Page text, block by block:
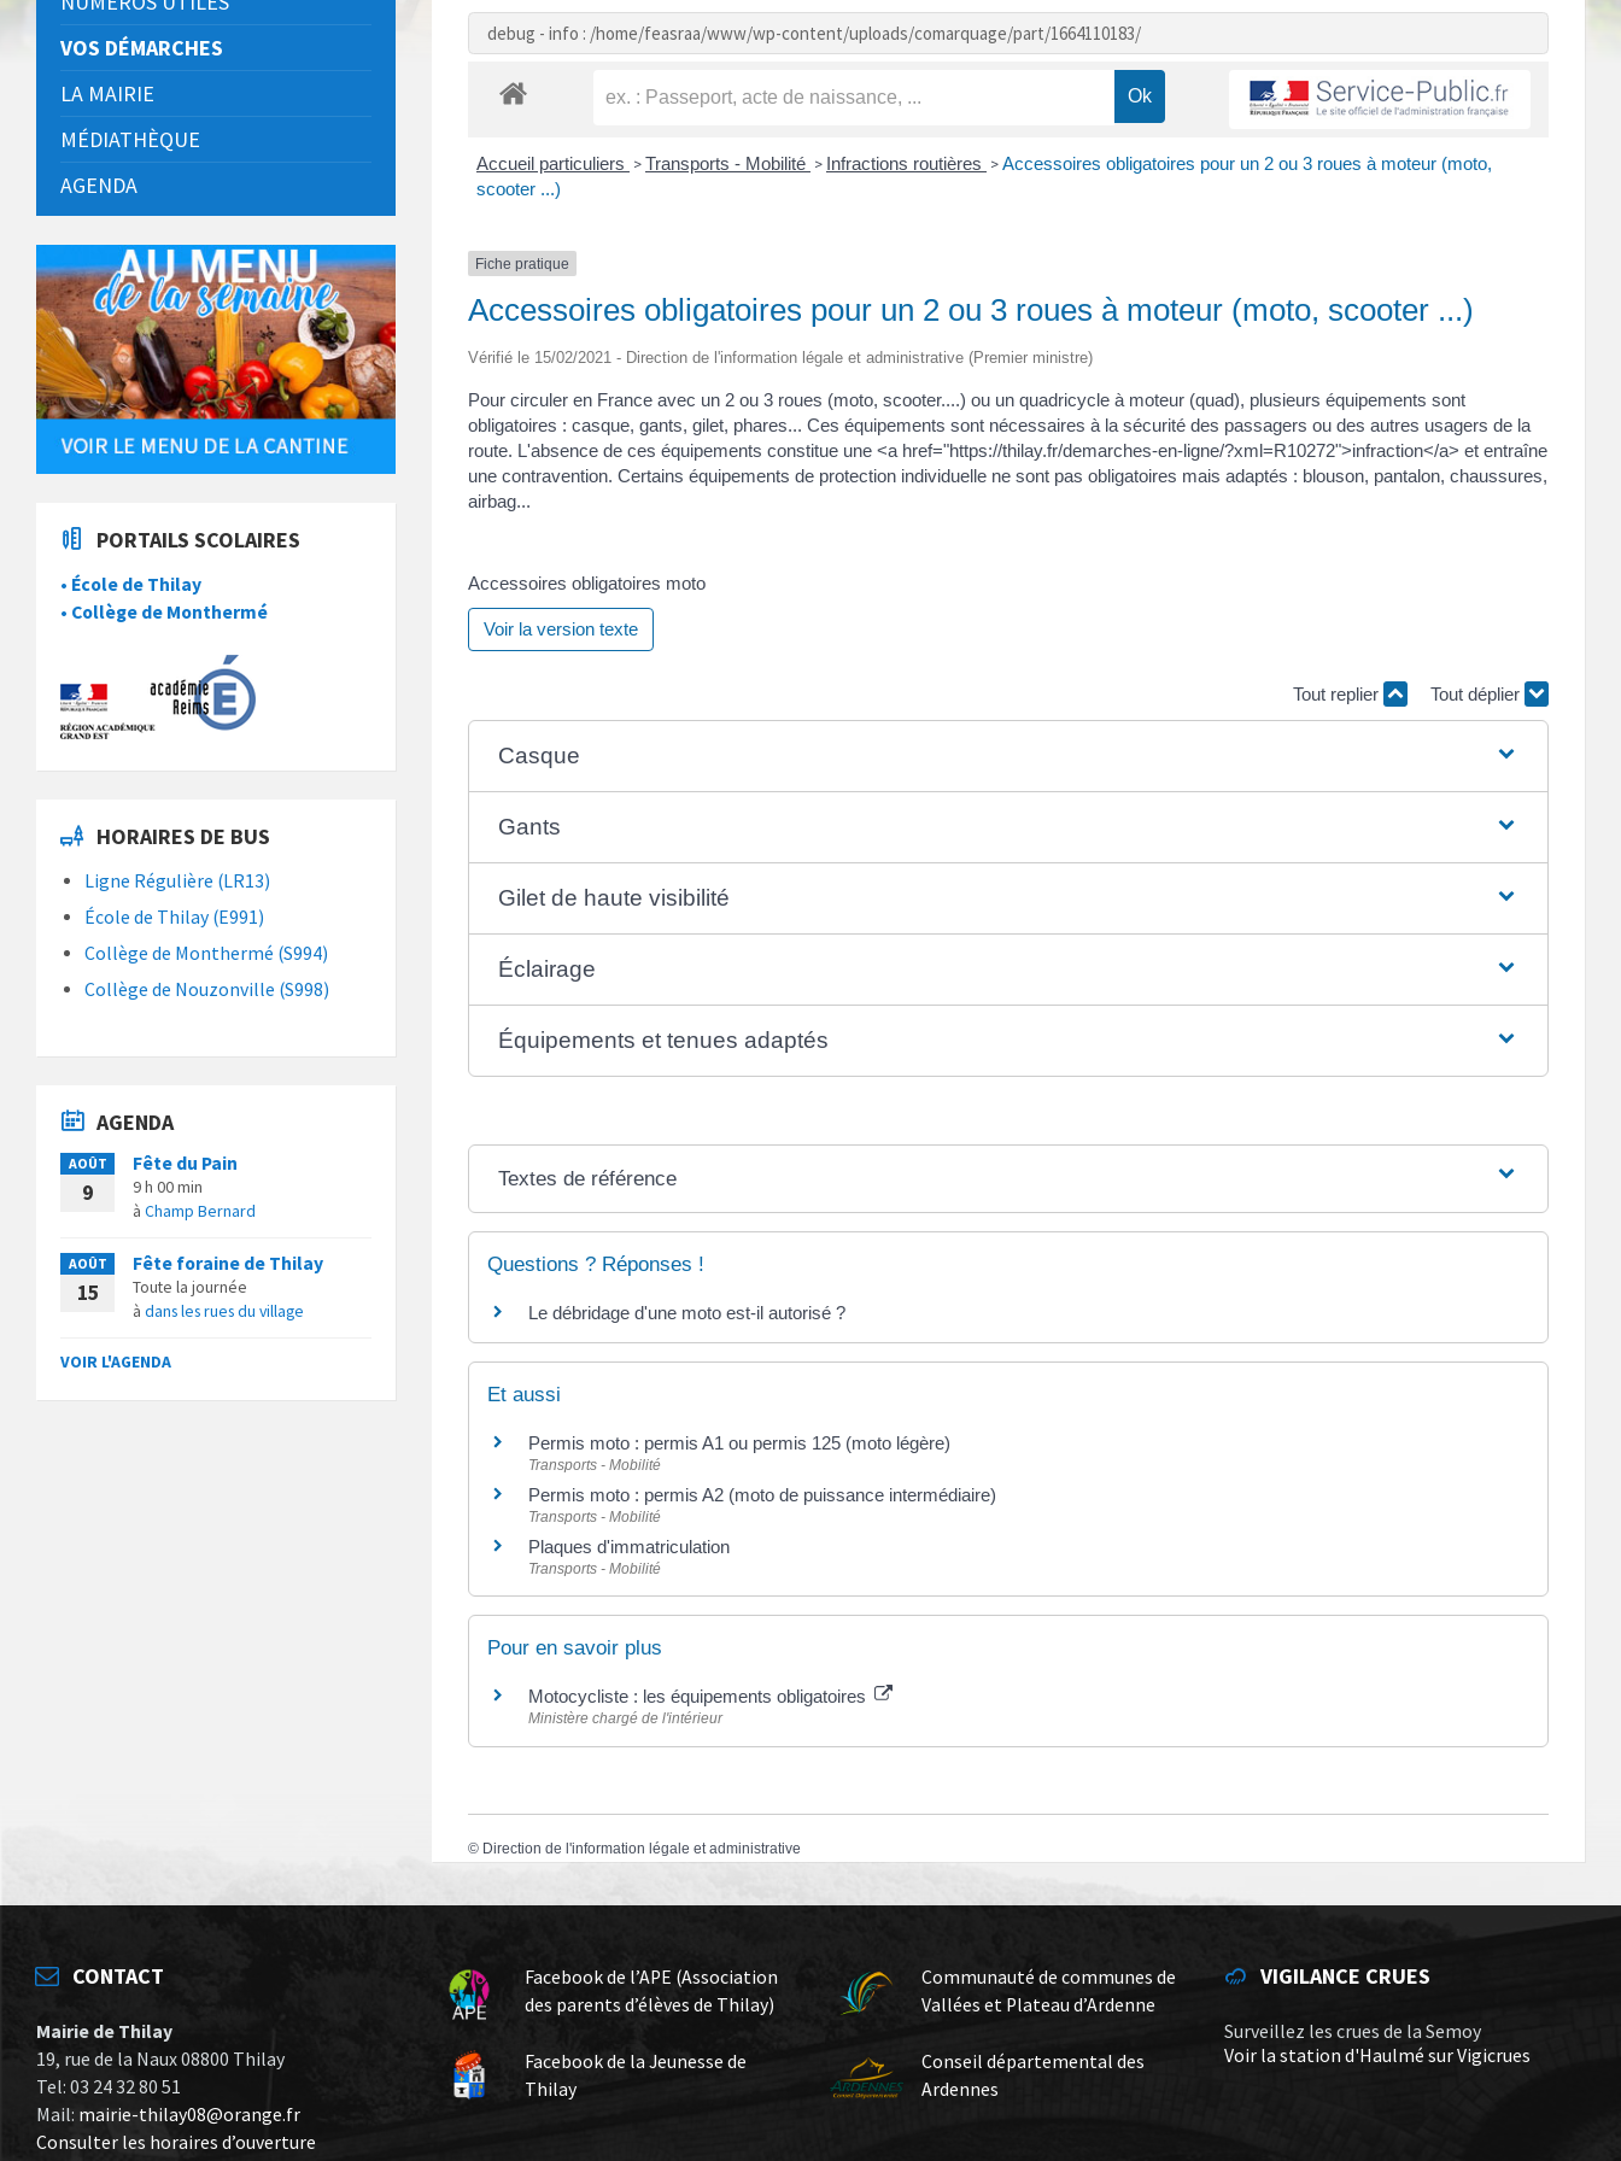
debug - info : /home/feasraa/www/wp-content/uploads/comarquage/part/1664110183/
Accueil particuliers >Transports - Mobilité > Infractions routières >Accessoires obligatoires pour un 2 ou 3 roues à moteur (moto,
scooter ...)
Fiche pratique
Accessoires obligatoires pour un 2 ou 3 roues à moteur (moto, scooter ...)
Vérifié le 15/02/2021 - Direction de l'information légale et administrative (Premier ministre)
Pour circuler en France avec un 2 ou 3 roues (moto, scooter....) ou un quadricycle à moteur (quad), plusieurs équipements sont
obligatoires : casque, gants, gilet, phares... Ces équipements sont nécessaires à la sécurité des passagers ou des autres usagers de la
route. L'absence de ces équipements constitue une <a href="https://thilay.fr/demarches-en-ligne/?xml=R10272">infraction</a> et entraîne
une contravention. Certains équipements de protection individuelle ne sont pas obligatoires mais adaptés : blouson, pantalon, chaussures,
airbag...
Accessoires obligatoires moto
Voir la version texte
Tout replier Tout déplier
Casque
Gants
Gilet de haute visibilité
Éclairage
Équipements et tenues adaptés
Textes de référence
Questions ? Réponses !
Le débridage d'une moto est-il autorisé ?
Et aussi
Permis moto : permis A1 ou permis 125 (moto légère)
Transports - Mobilité
Permis moto : permis A2 (moto de puissance intermédiaire)
Transports - Mobilité
Plaques d'immatriculation
Transports - Mobilité
Pour en savoir plus
Motocycliste : les équipements obligatoires
Ministère chargé de l'intérieur
© Direction de l'information légale et administrative
VOS DÉMARCHES
LA MAIRIE
MÉDIATHÈQUE
AGENDA
PORTAILS SCOLAIRES
• École de Thilay
• Collège de Monthermé
HORAIRES DE BUS
Ligne Régulière (LR13)
École de Thilay (E991)
Collège de Monthermé (S994)
Collège de Nouzonville (S998)
AGENDA
AOÛT
9
Fête du Pain
9 h 00 min
à Champ Bernard
AOÛT
15
Fête foraine de Thilay
Toute la journée
à dans les rues du village
VOIR L'AGENDA
CONTACT
Mairie de Thilay
19, rue de la Naux 08800 Thilay
Tel: 03 24 32 80 51
Mail: mairie-thilay08@orange.fr
Consulter les horaires d’ouverture
Facebook de l’APE (Association
des parents d’élèves de Thilay)
Facebook de la Jeunesse de
Thilay
Communauté de communes de
Vallées et Plateau d’Ardenne
Conseil départemental des
Ardennes
VIGILANCE CRUES
Surveillez les crues de la Semoy
Voir la station d'Haulmé sur Vigicrues